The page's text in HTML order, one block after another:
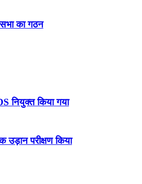
का गठन
नियुक्त किया गया
परीक्षण किया